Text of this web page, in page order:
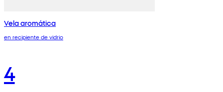
Vela aromática
en recipiente de vidrio
4